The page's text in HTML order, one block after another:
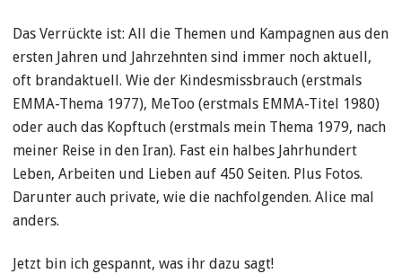
Das Verrückte ist: All die Themen und Kampagnen aus den
ersten Jahren und Jahrzehnten sind immer noch aktuell,
oft brandaktuell. Wie der Kindesmissbrauch (erstmals
EMMA-Thema 1977), MeToo (erstmals EMMA-Titel 1980)
oder auch das Kopftuch (erstmals mein Thema 1979, nach
meiner Reise in den Iran). Fast ein halbes Jahrhundert
Leben, Arbeiten und Lieben auf 450 Seiten. Plus Fotos.
Darunter auch private, wie die nachfolgenden. Alice mal
anders.
Jetzt bin ich gespannt, was ihr dazu sagt!